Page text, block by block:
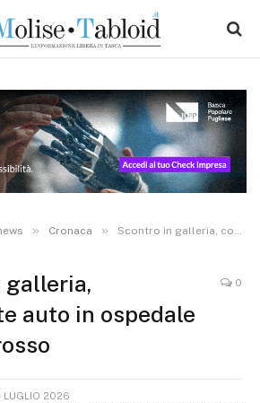
» Cronaca » Scontro in galleria, conducente auto in ospedale in codice rosso
galleria,
auto in ospedale
0
LUGLIO 2026